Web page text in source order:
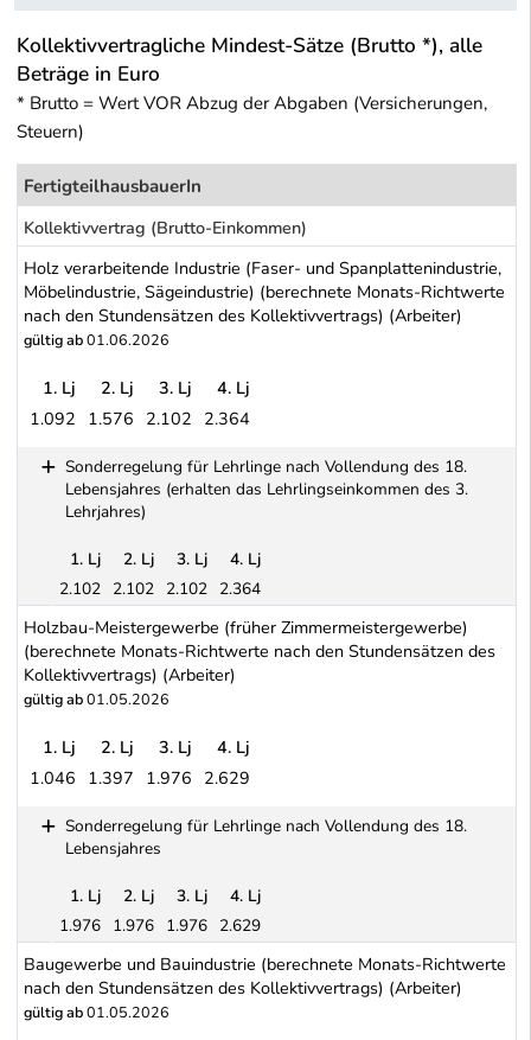
Kollektivvertragliche Mindest-Sätze (Brutto *), alle
Beträge in Euro
* Brutto = Wert VOR Abzug der Abgaben (Versicherungen,
Steuern)
FertigteilhausbauerIn
Kollektivvertrag (Brutto-Einkommen)
Holz verarbeitende Industrie (Faser- und Spanplattenindustrie,
Möbelindustrie, Sägeindustrie) (berechnete Monats-Richtwerte
nach den Stundensätzen des Kollektivvertrags) (Arbeiter)
gültig ab01.06.2026
1. Lj 2. Lj 3. Lj
4. Lj
1.092 1.576 2.102 2.364
Sonderregelung für Lehrlinge nach Vollendung des 18.
Lebensjahres (erhalten das Lehrlingseinkommen des 3.
Lehrjahres)
Sonderregelung für Lehrlinge nach Vollendung des 18.
1. Lj 2. Lj 3. Lj
4. Lj
2.102 2.102 2.102 2.364
Holzbau-Meistergewerbe (früher Zimmermeistergewerbe)
(berechnete Monats-Richtwerte nach den Stundensätzen des
Kollektivvertrags) (Arbeiter)
gültig ab01.05.2026
1. Lj 2. Lj 3. Lj
4. Lj
1.046 1.397 1.976 2.629
Sonderregelung für Lehrlinge nach Vollendung des 18.
Lebensjahres
Sonderregelung für Lehrlinge nach Vollendung des 18.
1. Lj 2. Lj 3. Lj
4. Lj
1.976 1.976 1.976 2.629
Baugewerbe und Bauindustrie (berechnete Monats-Richtwerte
nach den Stundensätzen des Kollektivvertrags) (Arbeiter)
gültig ab01.05.2026